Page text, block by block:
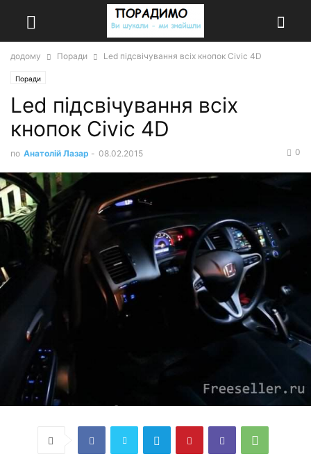
додому Поради Led підсвічування всіх кнопок Civic 4D
Поради
Led підсвічування всіх
кнопок Civic 4D
по Анатолій Лазар - 08.02.2015 0